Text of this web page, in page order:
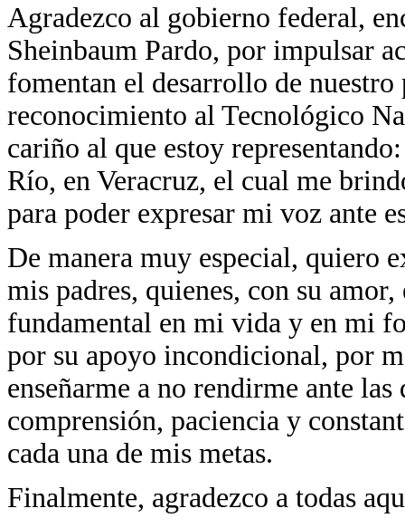
Agradezco al gobierno federal,
Sheinbaum Pardo, por impulsar
fomentan el desarrollo de
reconocimiento al Tecnológico
cariño al que estoy
Río, en Veracruz, el cual me
para poder expresar mi voz ante
De manera muy especial, quiero
mis padres, quienes, con su
fundamental en mi vida y en mi
por su apoyo incondicional, por
enseñarme a no rendirme ante
comprensión, paciencia y
cada una de mis metas.
Finalmente, agradezco a todas